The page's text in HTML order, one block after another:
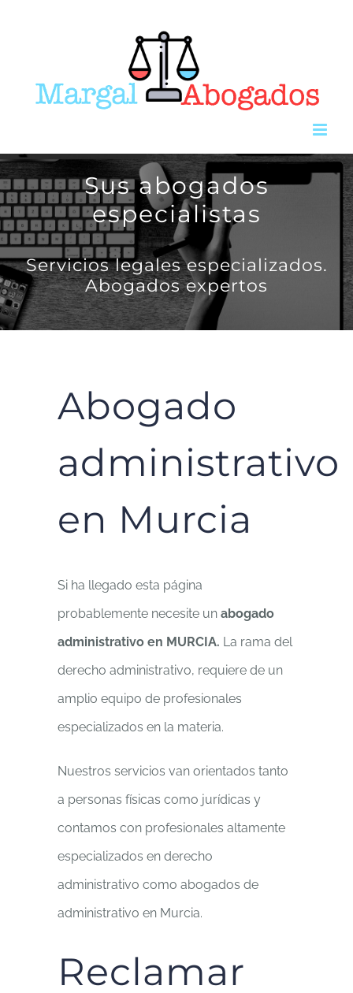
Sus abogados
especialistas
Servicios legales especializados.
Abogados expertos
Abogado
administrativo
en Murcia
Si ha llegado esta página
probablemente necesite un abogado
administrativo en MURCIA. La rama del
derecho administrativo, requiere de un
amplio equipo de profesionales
especializados en la materia.
Nuestros servicios van orientados tanto
a personas físicas como jurídicas y
contamos con profesionales altamente
especializados en derecho
administrativo como abogados de
administrativo en Murcia.
Reclamar